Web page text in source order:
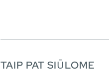
TAIP PAT SIŪLOME